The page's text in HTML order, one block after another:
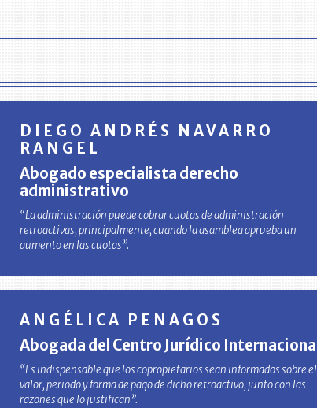
DIEGO ANDRÉS NAVARRO
RANGEL
Abogado especialista derecho
administrativo
“La administración puede cobrar cuotas de administración
retroactivas, principalmente, cuando la asamblea aprueba un
aumento en las cuotas”.
ANGÉLICA PENAGOS
Abogada del Centro Jurídico
“Es indispensable que los copropietarios sean informados sobre el
valor, periodo y forma de pago de dicho retroactivo, junto con las
razones que lo justifican”.